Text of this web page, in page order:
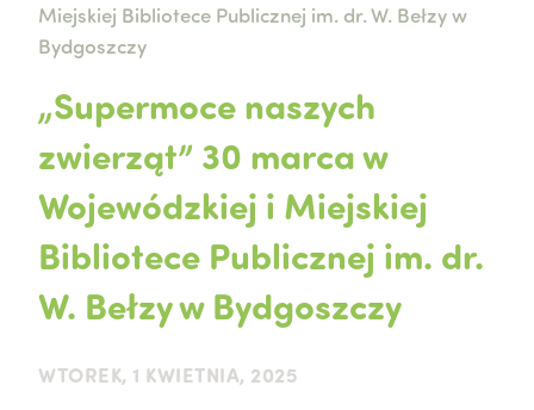
Miejskiej Bibliotece Publicznej im. dr. W. Bełzy w
Bydgoszczy
„Supermoce naszych
zwierząt” 30 marca w
Wojewódzkiej i Miejskiej
Bibliotece Publicznej im. dr.
W. Bełzy w Bydgoszczy
WTOREK, 1 KWIETNIA, 2025